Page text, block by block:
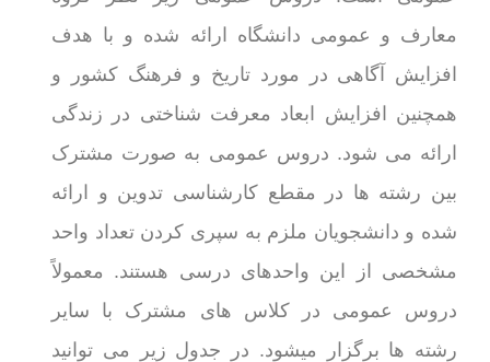
معارف و عمومی دانشگاه ارائه شده و با هدف
افزایش آگاهی در مورد تاریخ و فرهنگ کشور و
همچنین افزایش ابعاد معرفت شناختی در زندگی
ارائه می شود. دروس عمومی به صورت مشترک
بین رشته ها در مقطع کارشناسی تدوین و ارائه
شده و دانشجویان ملزم به سپری کردن تعداد واحد
مشخصی از این واحدهای درسی هستند. معمولاً
دروس عمومی در کلاس های مشترک با سایر
رشته ها برگزار میشود. در جدول زیر می توانید